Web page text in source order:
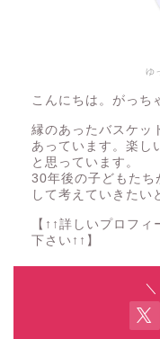
ゆ
こんにちは。がっち
縁のあったバスケッ
あっています。楽し
と思っています。
30年後の子どもたち
して考えていきたい
【↑↑詳しいプロフ
下さい↑↑】